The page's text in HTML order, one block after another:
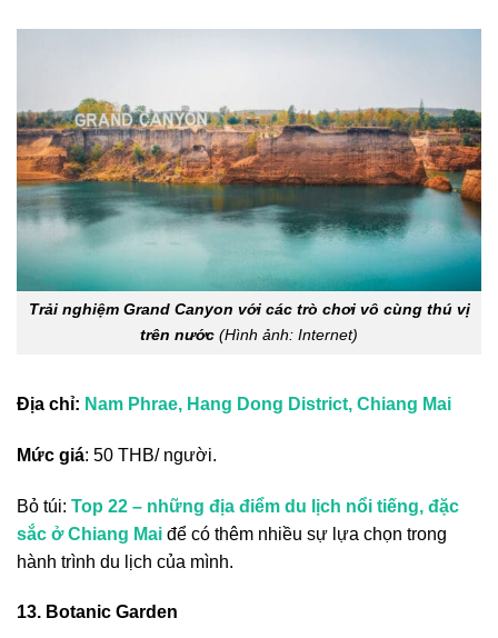
Trải nghiệm Grand Canyon với các trò chơi vô cùng thú vị
trên nước (Hình ảnh: Internet)
Địa chỉ: Nam Phrae, Hang Dong District, Chiang Mai
Mức giá: 50 THB/ người.
Bỏ túi: Top 22 – những địa điểm du lịch nổi tiếng, đặc
sắc ở Chiang Mai để có thêm nhiều sự lựa chọn trong
hành trình du lịch của mình.
13. Botanic Garden